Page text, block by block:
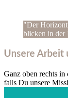
"Der Horizont
blicken in der
Unsere Arbeit
Ganz oben rechts
falls Du unsere